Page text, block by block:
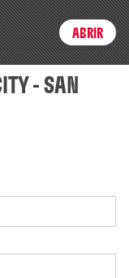
Precios enPeso
ARSCambiar moneda
Login
- SAN
ABRIR